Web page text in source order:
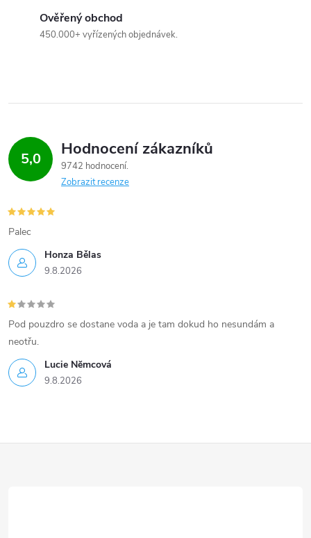
ý
p
i
s
u
Ověřený obchod
450.000+ vyřízených objednávek.
5,0 Hodnocení zákazníků
9742 hodnocení
Zobrazit recenze
Honza Bělas
9.8.2026
Palec
Lucie Nĕmcová
9.8.2026
Pod pouzdro se dostane voda a je tam dokud ho nesundám a
neotřu.